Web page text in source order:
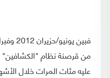
من قرصنة نظام "الكشافين"
عليه مئات المرات خلال